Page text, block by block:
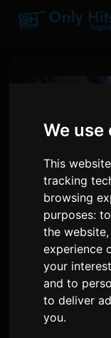
We use
This
tracking
browsing
purposes:
the website
experience
your
and to
to deliver
you.
Tennis